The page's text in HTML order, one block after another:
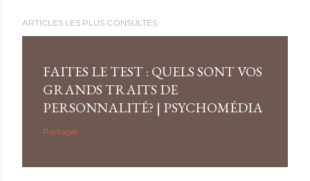
ARTICLES LES PLUS CONSULTÉS
FAITES LE TEST : QUELS SONT VOS
GRANDS TRAITS DE
PERSONNALITÉ? | PSYCHOMÉDIA
Partager